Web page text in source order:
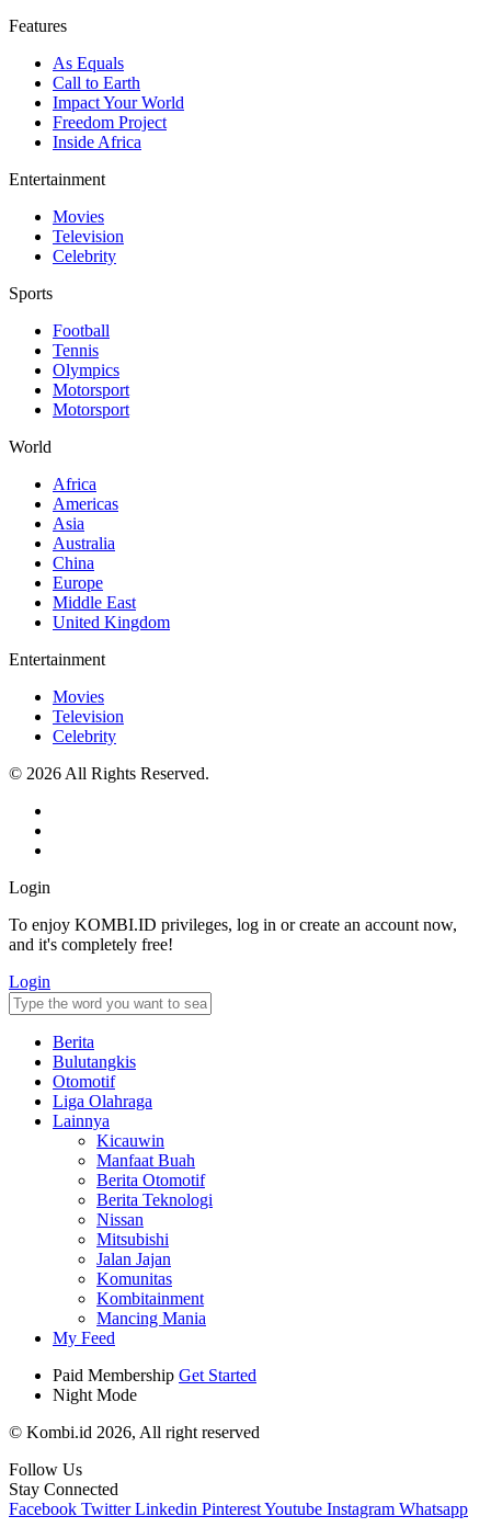
Features
As Equals
Call to Earth
Impact Your World
Freedom Project
Inside Africa
Entertainment
Movies
Television
Celebrity
Sports
Football
Tennis
Olympics
Motorsport
Motorsport
World
Africa
Americas
Asia
Australia
China
Europe
Middle East
United Kingdom
Entertainment
Movies
Television
Celebrity
© 2026 All Rights Reserved.
Login
To enjoy KOMBI.ID privileges, log in or create an account now,
and it's completely free!
Login
Berita
Bulutangkis
Otomotif
Liga Olahraga
Lainnya
Kicauwin
Manfaat Buah
Berita Otomotif
Berita Teknologi
Nissan
Mitsubishi
Jalan Jajan
Komunitas
Kombitainment
Mancing Mania
My Feed
Paid Membership Get Started
Night Mode
© Kombi.id 2026, All right reserved
Follow Us
Stay Connected
Facebook Twitter Linkedin PinterestYoutube Instagram Whatsapp